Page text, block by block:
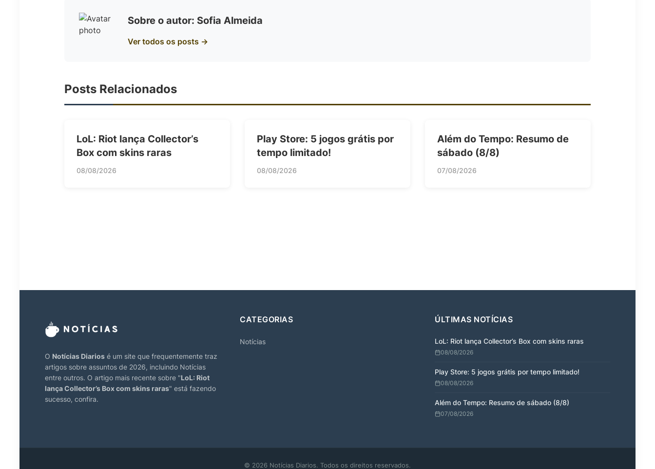
Sobre o autor: Sofia Almeida
Ver todos os posts →
Posts Relacionados
LoL: Riot lança Collector’s
Box com skins raras
08/08/2026
Play Store: 5 jogos grátis por
tempo limitado!
08/08/2026
Além do Tempo: Resumo de
sábado (8/8)
07/08/2026
O Notícias Diarios é um site que frequentemente traz
artigos sobre assuntos de 2026, incluindo Notícias
entre outros. O artigo mais recente sobre "LoL: Riot
lança Collector’s Box com skins raras" está fazendo
sucesso, confira.
CATEGORIAS
Notícias
ÚLTIMAS NOTÍCIAS
LoL: Riot lança Collector’s Box com skins raras
08/08/2026
Play Store: 5 jogos grátis por tempo limitado!
08/08/2026
Além do Tempo: Resumo de sábado (8/8)
07/08/2026
© 2026 Notícias Diarios. Todos os direitos reservados.